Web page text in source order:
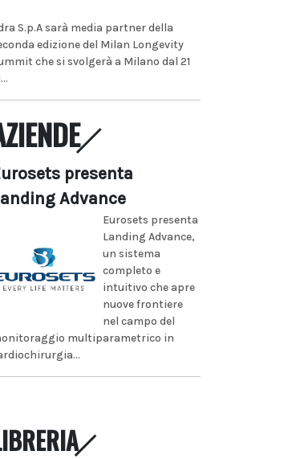
S.p.A sarà media partner della
edizione del Milan Longevity
che si svolgerà a Milano dal 21
presenta
Advance
Eurosets presenta
Landing Advance,
un sistema
completo e
intuitivo che apre
nuove frontiere
nel campo del
multiparametrico in